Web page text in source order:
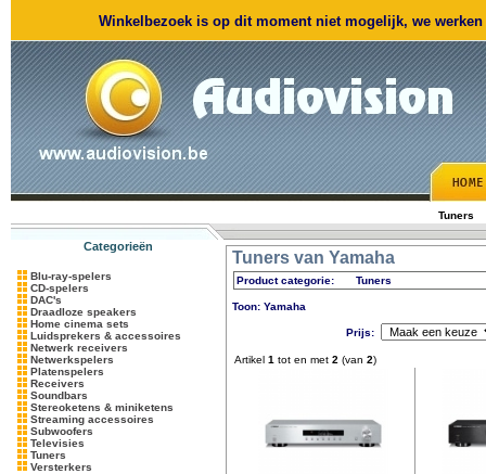
Winkelbezoek is op dit moment niet mogelijk, we
Tuners
Categorieën
Blu-ray-spelers
CD-spelers
DAC's
Draadloze speakers
Home cinema sets
Luidsprekers & accessoires
Netwerk receivers
Netwerkspelers
Platenspelers
Receivers
Soundbars
Stereoketens & miniketens
Streaming accessoires
Subwoofers
Televisies
Tuners
Versterkers
Tuners van Yamaha
Product categorie: Tuners
Toon: Yamaha
Prijs:
Artikel 1 tot en met 2 (van 2)